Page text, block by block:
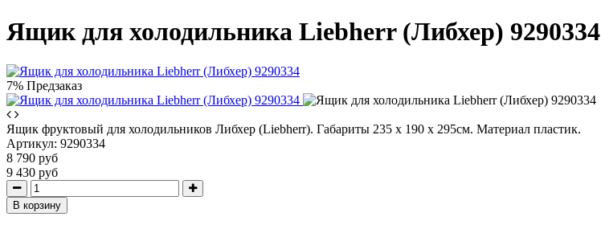
Ящик для холодильника Liebherr (Либхер) 9290334
7% Предзаказ
Ящик фруктовый для холодильников Либхер (Liebherr). Габариты 235 х 190 х 295см. Материал пластик.
Артикул: 9290334
8 790 руб
9 430 руб
В корзину